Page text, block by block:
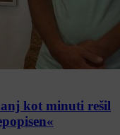
kot minuti rešil